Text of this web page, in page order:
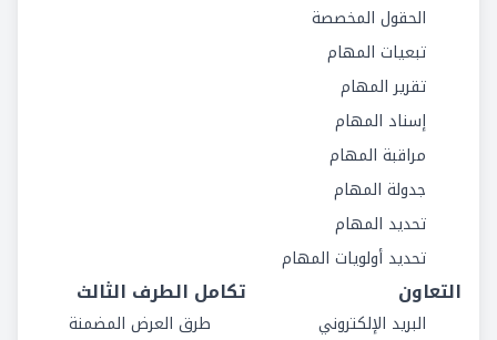
الحقول المخصصة
تبعيات المهام
تقرير المهام
إسناد المهام
مراقبة المهام
جدولة المهام
تحديد المهام
تحديد أولويات المهام
التعاون
البريد الإلكتروني
تكامل الطرف الثالث
طرق العرض المضمنة